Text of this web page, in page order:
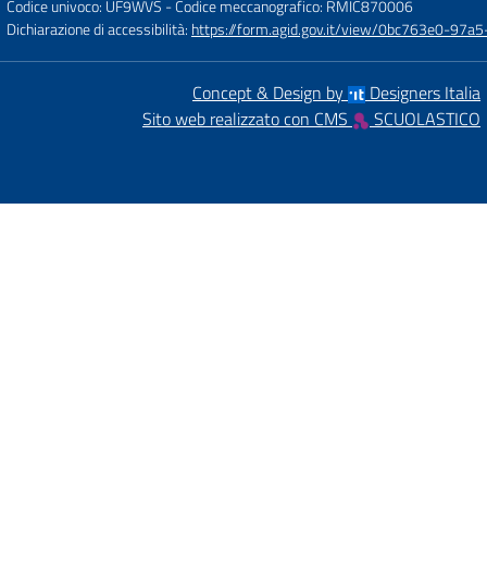
Codice univoco: UF9WVS - Codice meccanografico: RMIC870006
Dichiarazione di accessibilità: https://form.agid.gov.it/view/0bc763e0-
Concept & Design by
Designers Italia
Sito web realizzato con CMS
SCUOLASTICO